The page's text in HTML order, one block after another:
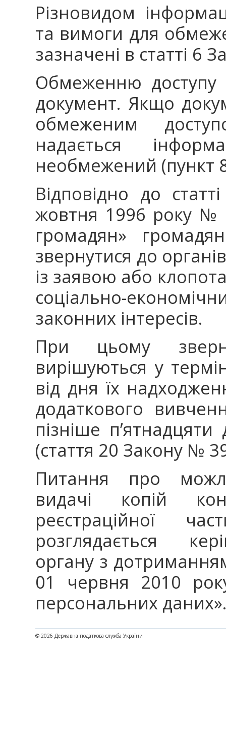
Різновидом
та вимоги для
зазначені в статті 6
Обмеженню доступу
документ. Якщо
обмеженим
надається
необмежений (пункт
Відповідно до
жовтня 1996 року №
громадян»
звернутися до
із заявою або
соціально-
законних інтересів.
При цьому
вирішуються у
від дня їх
додаткового
пізніше
(стаття 20 Закону №
Питання про
видачі копій
реєстраційної
розглядається
органу з
01 червня 2010
персональних
© 2026 Державна податкова служба України